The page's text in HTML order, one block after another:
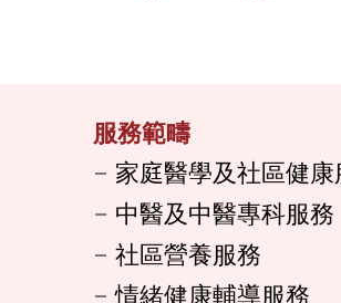
服務範疇
家庭醫學及社區健康
中醫及中醫專科服務
社區營養服務
情緒健康輔導服務